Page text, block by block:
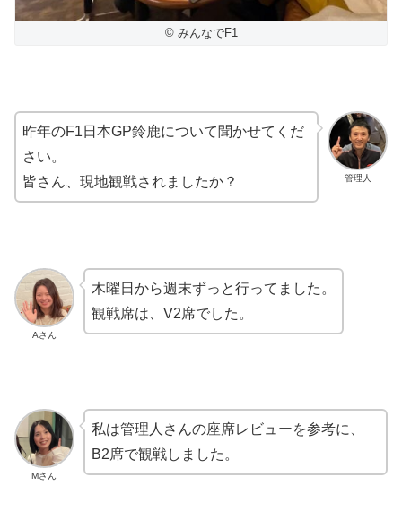
© みんなでF1
管理人
昨年のF1日本GP鈴鹿について聞かせてくだ
さい。
皆さん、現地観戦されましたか？
Aさん
木曜日から週末ずっと行ってました。
観戦席は、V2席でした。
Mさん
私は管理人さんの座席レビューを参考に、
B2席で観戦しました。